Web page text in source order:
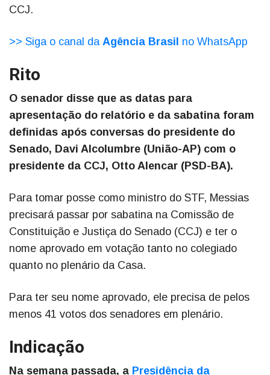
CCJ.
>> Siga o canal da Agência Brasil no WhatsApp
Rito
O senador disse que as datas para
apresentação do relatório e da sabatina foram
definidas após conversas do presidente do
Senado, Davi Alcolumbre (União-AP) com o
presidente da CCJ, Otto Alencar (PSD-BA).
Para tomar posse como ministro do STF, Messias
precisará passar por sabatina na Comissão de
Constituição e Justiça do Senado (CCJ) e ter o
nome aprovado em votação tanto no colegiado
quanto no plenário da Casa.
Para ter seu nome aprovado, ele precisa de pelos
menos 41 votos dos senadores em plenário.
Indicação
Na semana passada, a Presidência da